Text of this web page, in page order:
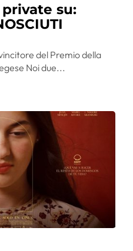
su:
del Premio della
Noi due...